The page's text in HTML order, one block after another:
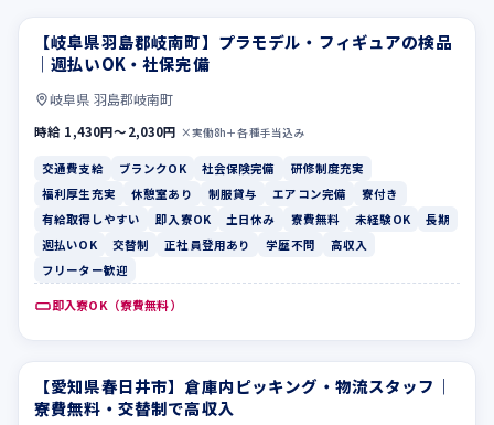
交通費支給 ブランクOK
【岐阜県羽島郡岐南町】プラモデル・フィギュアの検品
｜週払いOK・社保完備
岐阜県 羽島郡岐南町
時給 1,430円〜2,030円 ×実働8h＋各種手当込み
交通費支給 ブランクOK 社会保険完備
研修制度充実
福利厚生充実
休憩室あり 制服貸与 エアコン完備
寮付き
有給取得しやすい
即入寮OK 土日休み 寮費無料 未経験OK
長期
週払いOK
交替制 正社員登用あり 学歴不問
高収入
フリーター歓迎
即入寮OK（寮費無料）
週払いOK 正社員登用あり
【愛知県春日井市】倉庫内ピッキング・物流スタッフ｜
寮費無料・交替制で高収入